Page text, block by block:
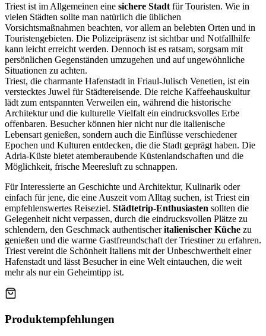
Triest ist im Allgemeinen eine sichere Stadt für Touristen. Wie in
vielen Städten sollte man natürlich die üblichen
Vorsichtsmaßnahmen beachten, vor allem an belebten Orten und in
Touristengebieten. Die Polizeipräsenz ist sichtbar und Notfallhilfe
kann leicht erreicht werden. Dennoch ist es ratsam, sorgsam mit
persönlichen Gegenständen umzugehen und auf ungewöhnliche
Situationen zu achten.
Triest, die charmante Hafenstadt in Friaul-Julisch Venetien, ist ein
verstecktes Juwel für Städtereisende. Die reiche Kaffeehauskultur
lädt zum entspannten Verweilen ein, während die historische
Architektur und die kulturelle Vielfalt ein eindrucksvolles Erbe
offenbaren. Besucher können hier nicht nur die italienische
Lebensart genießen, sondern auch die Einflüsse verschiedener
Epochen und Kulturen entdecken, die die Stadt geprägt haben. Die
Adria-Küste bietet atemberaubende Küstenlandschaften und die
Möglichkeit, frische Meeresluft zu schnappen.
Für Interessierte an Geschichte und Architektur, Kulinarik oder
einfach für jene, die eine Auszeit vom Alltag suchen, ist Triest ein
empfehlenswertes Reiseziel. Städtetrip-Enthusiasten sollten die
Gelegenheit nicht verpassen, durch die eindrucksvollen Plätze zu
schlendern, den Geschmack authentischeritalienischer Küche zu
genießen und die warme Gastfreundschaft der Triestiner zu erfahren.
Triest vereint die Schönheit Italiens mit der Unbeschwertheit einer
Hafenstadt und lässt Besucher in eine Welt eintauchen, die weit
mehr als nur ein Geheimtipp ist.
Produktempfehlungen